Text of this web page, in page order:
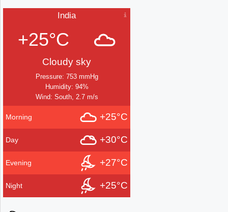
India
+25°C
Cloudy sky
Pressure: 753 mmHg
Humidity: 94%
Wind: South, 2.7 m/s
Morning +25°C
Day +30°C
Evening +27°C
Night +25°C